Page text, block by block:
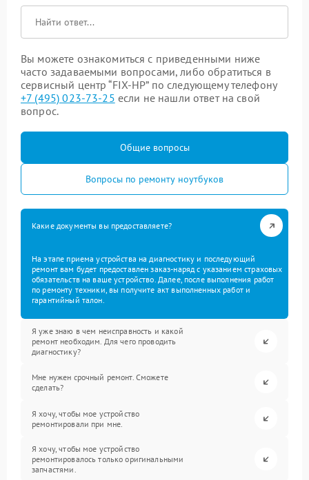
Вы можете ознакомиться с приведенными ниже
часто задаваемыми вопросами, либо обратиться в
сервисный центр “FIX-HP” по следующему телефону
+7 (495) 023-73-25 если не нашли ответ на свой
вопрос.
Общие вопросы
Вопросы по ремонту ноутбуков
Какие документы вы предоставляете?
На этапе приема устройства на диагностику и последующий
ремонт вам будет предоставлен заказ-наряд с указанием страховых
обязательств на ваше устройство. Далее, после выполнения работ
по ремонту техники, вы получите акт выполненных работ и
гарантийный талон.
Я уже знаю в чем неисправность и какой
ремонт необходим. Для чего проводить
диагностику?
Мне нужен срочный ремонт. Сможете
сделать?
Я хочу, чтобы мое устройство
ремонтировали при мне.
Я хочу, чтобы мое устройство
ремонтировалось только оригинальными
запчастями.